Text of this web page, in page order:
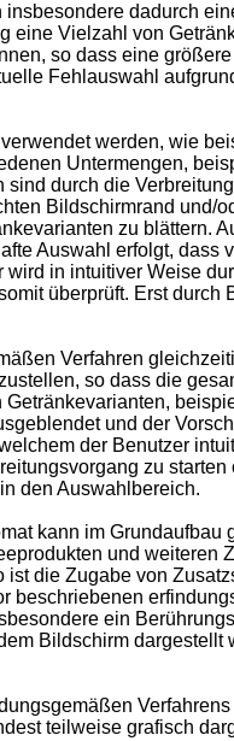
dadurch
Vielzahl von
so dass eine
Fehlauswahl
werden, wie
Untermengen,
durch die
Bildschirmrand
zu blättern.
Auswahl erfolgt,
in intuitiver Weise
überprüft. Erst
Verfahren
so dass die
und der
der Benutzer
zu
den Auswahlbereich.
kann im
und
die Zugabe von
beschriebenen
ein
Bildschirm
teilweise grafisch